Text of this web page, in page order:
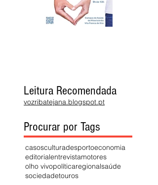
Leitura Recomendada
vozribatejana.blogspot.pt
Procurar por Tags
casosculturadesportoeconomia
editorialentrevistamotores
olho vivopolíticaregionalsaúde
sociedadetouros